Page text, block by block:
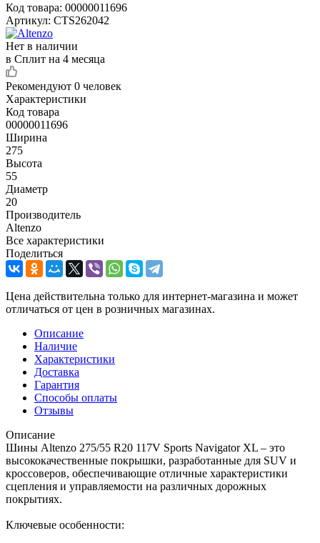
Код товара: 00000011696
Артикул: CTS262042
Нет в наличии
в Сплит на 4 месяца
Рекомендуют 0 человек
Характеристики
Код товара
00000011696
Ширина
275
Высота
55
Диаметр
20
Производитель
Altenzo
Все характеристики
Поделиться
Цена действительна только для интернет-магазина и может
отличаться от цен в розничных магазинах.
Описание
Наличие
Характеристики
Доставка
Гарантия
Способы оплаты
Отзывы
Описание
Шины Altenzo 275/55 R20 117V Sports Navigator XL – это
высококачественные покрышки, разработанные для SUV и
кроссоверов, обеспечивающие отличные характеристики
сцепления и управляемости на различных дорожных
покрытиях.
Ключевые особенности: